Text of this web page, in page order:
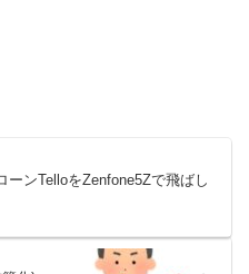
ーンTelloをZenfone5Zで飛ばし